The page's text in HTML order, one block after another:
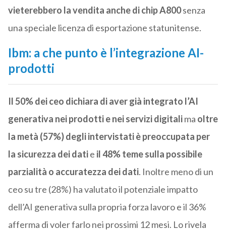
vieterebbero la vendita anche di chip A800senza
una speciale licenza di esportazione statunitense.
Ibm: a che punto è l’integrazione AI-
prodotti
Il 50% dei ceo dichiara di aver già integrato l’AI
generativa nei prodotti e nei servizi digitalima oltre
la metà (57%) degli intervistati è preoccupata per
la sicurezza dei datie il 48% teme sulla possibile
parzialità o accuratezza dei dati. Inoltre meno di un
ceo su tre (28%) ha valutato il potenziale impatto
dell’AI generativa sulla propria forza lavoro e il 36%
afferma di voler farlo nei prossimi 12 mesi. Lo rivela